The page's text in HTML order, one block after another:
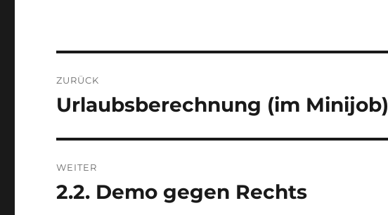
ZURÜCK
Vorheriger
Urlaubsberechnung (im Minijob)
WEITER
Nächster
2.2. Demo gegen Rechts